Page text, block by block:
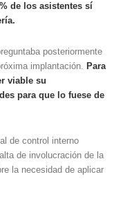
de los asistentes sí
posteriormente
implantación. Para
viable su
para que lo fuese de
de control interno
de involucración de la
la necesidad de aplicar